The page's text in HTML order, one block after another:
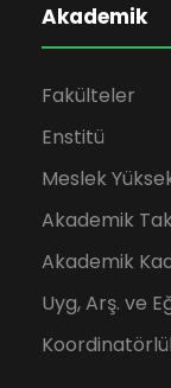
Akademik
Fakülteler
Enstitü
Meslek
Akademik
Akademik
Uyg, Arş. ve